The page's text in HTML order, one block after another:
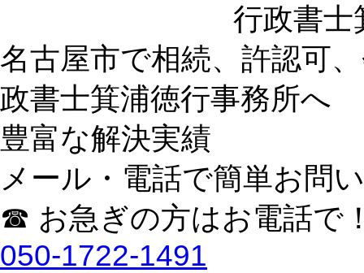
行政書士
名古屋市で相続、許認可
政書士箕浦徳行事務所へ
豊富な解決実績
メール・電話で簡単お問
☎ お急ぎの方はお電話で
050-1722-1491